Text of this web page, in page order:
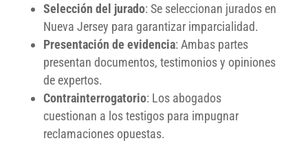
Selección del jurado: Se seleccionan jurados en
Nueva Jersey para garantizar imparcialidad.
Presentación de evidencia: Ambas partes
presentan documentos, testimonios y opiniones
de expertos.
Contrainterrogatorio: Los abogados
cuestionan a los testigos para impugnar
reclamaciones opuestas.